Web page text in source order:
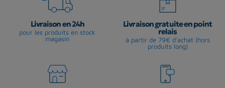
Livraison en 24h
pour les produits en stock
magasin
Livraison gratuite en point
relais
à partir de 79€ d'achat (hors
produits long)